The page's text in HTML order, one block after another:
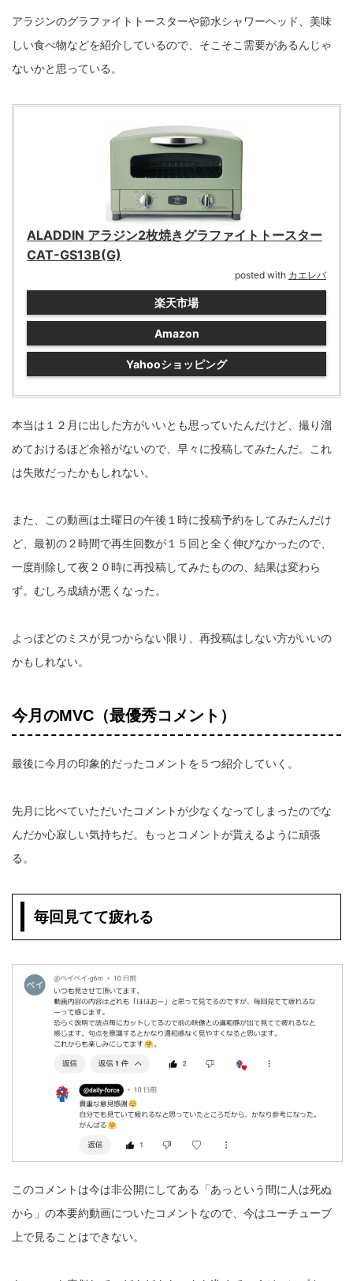
アラジンのグラファイトトースターや節水シャワーヘッド、美味
しい食べ物などを紹介しているので、そこそこ需要があるんじゃ
ないかと思っている。
ALADDIN アラジン2枚焼きグラファイトトースター
CAT-GS13B(G)
posted with カエレバ
楽天市場
Amazon
Yahooショッピング
本当は１２月に出した方がいいとも思っていたんだけど、撮り溜
めておけるほど余裕がないので、早々に投稿してみたんだ。これ
は失敗だったかもしれない。
また、この動画は土曜日の午後１時に投稿予約をしてみたんだけ
ど、最初の２時間で再生回数が１５回と全く伸びなかったので、
一度削除して夜２０時に再投稿してみたものの、結果は変わら
ず。むしろ成績が悪くなった。
よっぽどのミスが見つからない限り、再投稿はしない方がいいの
かもしれない。
今月のMVC（最優秀コメント）
最後に今月の印象的だったコメントを５つ紹介していく。
先月に比べていただいたコメントが少なくなってしまったのでな
んだか心寂しい気持ちだ。もっとコメントが貰えるように頑張
る。
毎回見てて疲れる
このコメントは今は非公開にしてある「あっという間に人は死ぬ
から」の本要約動画についたコメントなので、今はユーチューブ
上で見ることはできない。